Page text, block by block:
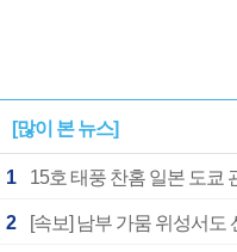
[많이 본 뉴스]
1 15호 태풍 찬홈 일본 도쿄
2 [속보] 남부 가뭄 위성서